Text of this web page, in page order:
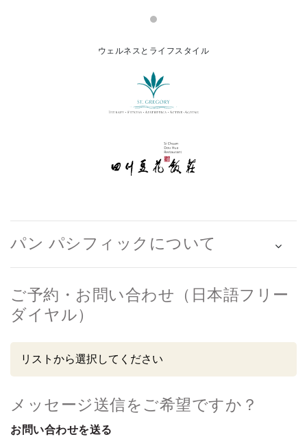
ウェルネスとライフスタイル
パン パシフィックについて
ご予約・お問い合わせ（日本語フリー
ダイヤル）
メッセージ送信をご希望ですか？
お問い合わせを送る